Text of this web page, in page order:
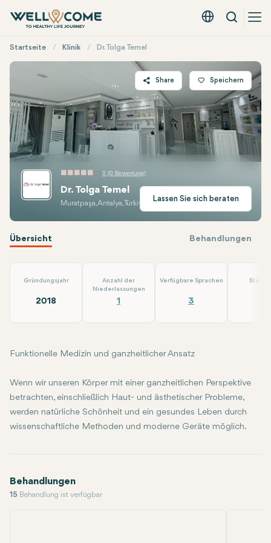
Deutsch - EUR
Suche
Menü
Startseite Klinik Dr. Tolga Temel
0 (0 Bewertung)
Spezialpaket verfügbar
Dr. Tolga Temel
Muratpaşa, Antalya, Türkiye
Share
Twitter
Facebook
Linkedin
E-mail
Speichern
Lassen Sie sich beraten
Übersicht Behandlungen
Gründungsjahr
2018
Anzahl der
Niederlassungen
1
Verfügbare Sprachen
3
Funktionelle Medizin und ganzheitlicher Ansatz
Wenn wir unseren Körper mit einer ganzheitlichen Perspektive
betrachten, einschließlich Haut- und ästhetischer Probleme,
werden natürliche Schönheit und ein gesundes Leben durch
wissenschaftliche Methoden und moderne Geräte möglich.
Behandlungen
15 Behandlung ist verfügbar